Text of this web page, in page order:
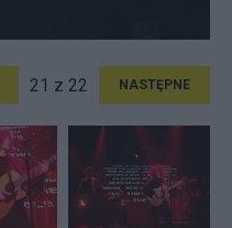
21 z 22 NASTĘPNE